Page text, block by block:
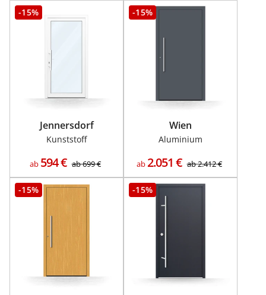
-15%
Jennersdorf
Kunststoff
ab 594€ ab699€
-15%
Wien
Aluminium
ab2.051 € ab2.412€
-15% -15%